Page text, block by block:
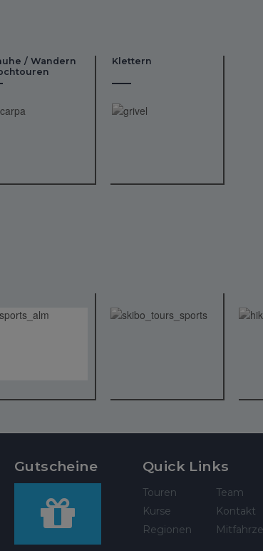
/ Wandern
Klettern
Gutscheine Quick Links
Touren
Kurse
Regionen
Team
Kontakt